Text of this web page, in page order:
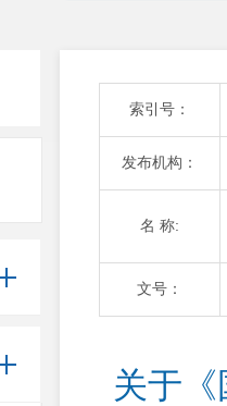
索引号：
发布机构：
名 称:
文号：
关于